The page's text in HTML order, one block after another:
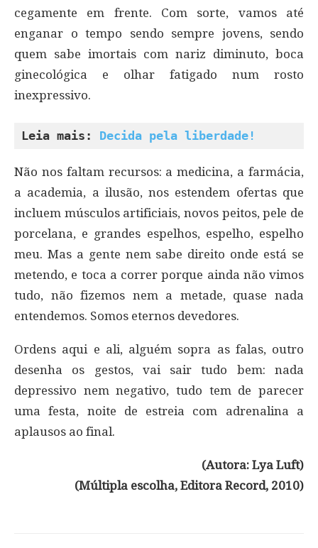
cegamente em frente. Com sorte, vamos até
enganar o tempo sendo sempre jovens, sendo
quem sabe imortais com nariz diminuto, boca
ginecológica e olhar fatigado num rosto
inexpressivo.
Leia mais: Decida pela liberdade!
Não nos faltam recursos: a medicina, a farmácia,
a academia, a ilusão, nos estendem ofertas que
incluem músculos artificiais, novos peitos, pele de
porcelana, e grandes espelhos, espelho, espelho
meu. Mas a gente nem sabe direito onde está se
metendo, e toca a correr porque ainda não vimos
tudo, não fizemos nem a metade, quase nada
entendemos. Somos eternos devedores.
Ordens aqui e ali, alguém sopra as falas, outro
desenha os gestos, vai sair tudo bem: nada
depressivo nem negativo, tudo tem de parecer
uma festa, noite de estreia com adrenalina a
aplausos ao final.
(Autora: Lya Luft)
(Múltipla escolha, Editora Record, 2010)